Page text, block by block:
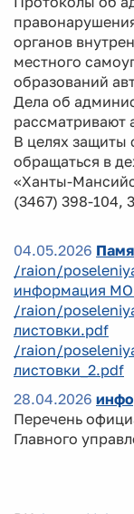
органов
местного
образований
Дела об
рассматривают
В целях защиты
обращаться в
«Ханты-
(3467) 398-104,
04.05.2026
/raion/
информация
/raion/
листовки.pdf
/raion/
листовки_2.pdf
28.04.2026
Перечень
Главного